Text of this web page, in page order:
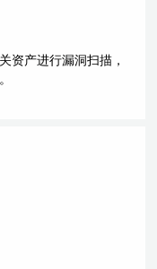
资产进行漏洞扫描，